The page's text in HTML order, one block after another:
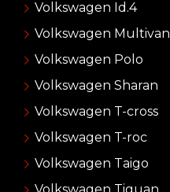
Volkswagen Id.4
Volkswagen Multivan
Volkswagen Polo
Volkswagen Sharan
Volkswagen T-cross
Volkswagen T-roc
Volkswagen Taigo